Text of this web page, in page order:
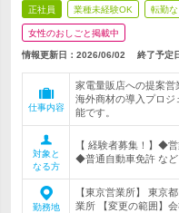
正社員 業種未経験OK 転勤な
女性のおしごと掲載中
情報更新日：2026/06/02 終了予定
仕事内容
家電量販店への提案営
海外商材の導入プロ
能です。
対象と
なる方
【 経験者募集！】◆
◆普通自動車免許 など
勤務地
【東京営業所】 東京
業所 【変更の範囲】